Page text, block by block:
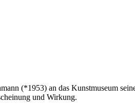
(*1953) an das Kunstmuseum
und Wirkung.